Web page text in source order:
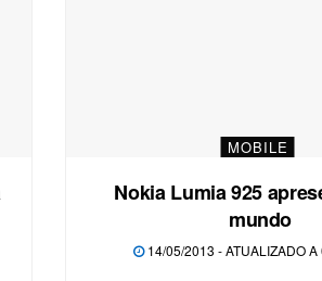
MOBILE
Nokia Lumia 925
mundo
14/05/2013 - ATUALIZADO A